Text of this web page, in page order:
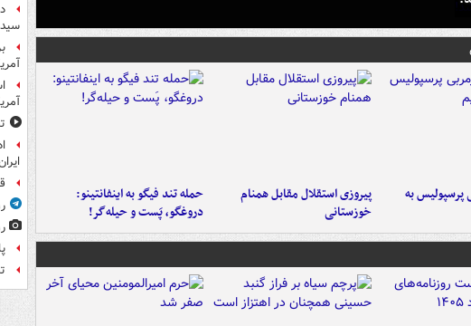
به
پیروزی استقلال مقابل همنام
خوزستانی
حمله تند فیگو به اینفانتینو:
دروغگو، پَست‌ و حیله‌گر!